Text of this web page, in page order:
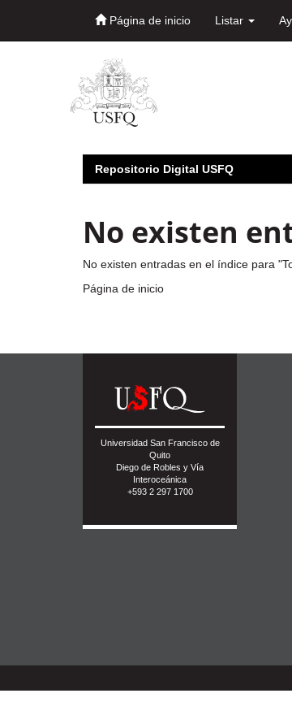
Página de inicio Listar
Repositorio Digital USFQ
No existen
No existen entradas en el índice para
Página de inicio
Universidad San Francisco de
Quito
Diego de Robles y Vía
Interoceánica
+593 2 297 1700